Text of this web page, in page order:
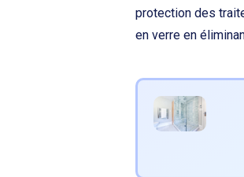
protection des
en verre en